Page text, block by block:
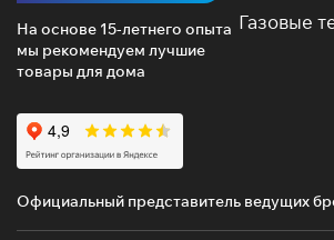
На основе 15-летнего опыта
мы рекомендуем лучшие
товары для дома
Газовые
Официальный представитель ведущих